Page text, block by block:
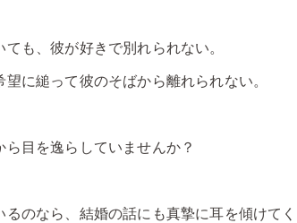
も、彼が好きで別れられない。
に縋って彼のそばから離れられない。
目を逸らしていませんか？
のなら、結婚の話にも真摯に耳を傾けてく